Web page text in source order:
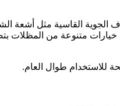
الجوية القاسية مثل
متنوعة من المظلات
للاستخدام طوال العام.